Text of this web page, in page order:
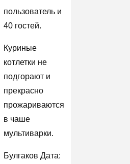
пользователь и
40 гостей.
Куриные
котлетки не
подгорают и
прекрасно
прожариваются
в чаше
мультиварки.
Булгаков Дата: